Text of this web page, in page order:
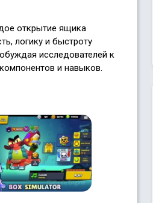
открытие ящика
логику и быстроту
исследователей к
и навыков.